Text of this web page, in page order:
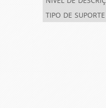
tipo de suporte